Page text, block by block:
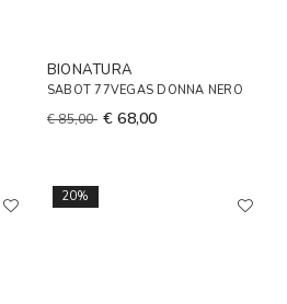
BIONATURA
SABOT 77VEGAS DONNA NERO
€ 85,00 € 68,00
20%